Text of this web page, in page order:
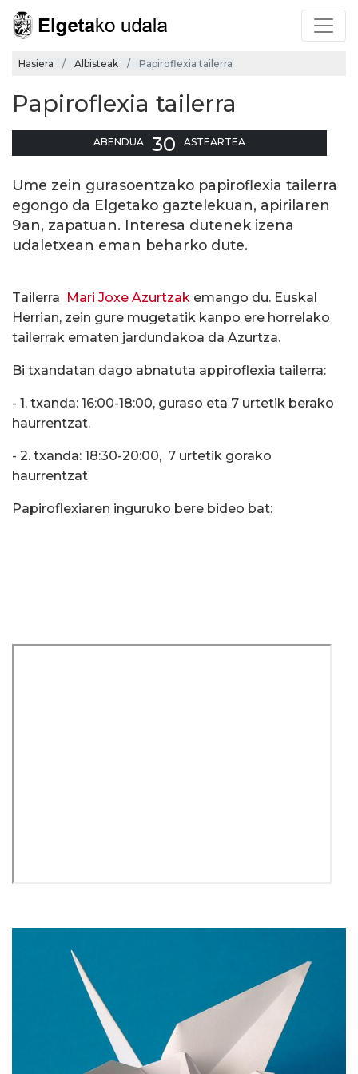
Hasiera Albisteak Papiroflexia tailerra
Papiroflexia tailerra
ABENDUA 30 ASTEARTEA
Ume zein gurasoentzako papiroflexia tailerra
egongo da Elgetako gaztelekuan, apirilaren
9an, zapatuan. Interesa dutenek izena
udaletxean eman beharko dute.
Tailerra Mari Joxe Azurtzak emango du. Euskal
Herrian, zein gure mugetatik kanpo ere horrelako
tailerrak ematen jardundakoa da Azurtza.
Bi txandatan dago abnatuta appiroflexia tailerra:
- 1. txanda: 16:00-18:00, guraso eta 7 urtetik berako
haurrentzat.
- 2. txanda: 18:30-20:00, 7 urtetik gorako
haurrentzat
Papiroflexiaren inguruko bere bideo bat: